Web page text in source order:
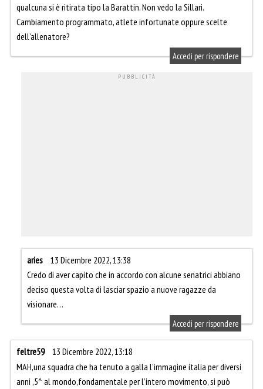
qualcuna si è ritirata tipo la Barattin. Non vedo la Sillari.
Cambiamento programmato, atlete infortunate oppure scelte
dell’allenatore?
Accedi per rispondere
aries
13 Dicembre 2022, 13:38
Credo di aver capito che in accordo con alcune senatrici abbiano
deciso questa volta di lasciar spazio a nuove ragazze da
visionare…
Accedi per rispondere
feltre59
13 Dicembre 2022, 13:18
MAH,una squadra che ha tenuto a galla l’immagine italia per diversi
anni ,5^ al mondo,fondamentale per l’intero movimento, si può